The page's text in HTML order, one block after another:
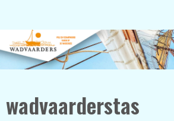
wadvaarderstas